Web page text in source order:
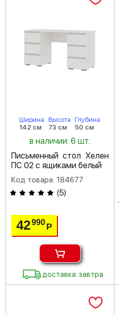
Ширина
142 см
Высота
73 см
Глубина
50 см
в наличии: 6 шт.
Письменный стол Хелен
ПС 02 с ящиками белый
Код товара: 184677
(5)
42990Р
доставка: завтра